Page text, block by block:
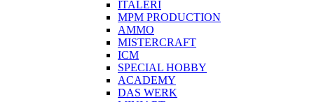
ITALERI
MPM PRODUCTION
AMMO
MISTERCRAFT
ICM
SPECIAL HOBBY
ACADEMY
DAS WERK